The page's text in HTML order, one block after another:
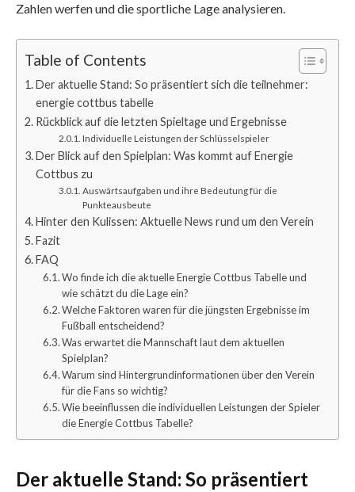
Zahlen werfen und die sportliche Lage analysieren.
Table of Contents
Der aktuelle Stand: So präsentiert sich die teilnehmer:
energie cottbus tabelle
Rückblick auf die letzten Spieltage und Ergebnisse
Individuelle Leistungen der Schlüsselspieler
Der Blick auf den Spielplan: Was kommt auf Energie
Cottbus zu
Auswärtsaufgaben und ihre Bedeutung für die
Punkteausbeute
Hinter den Kulissen: Aktuelle News rund um den Verein
Fazit
FAQ
Wo finde ich die aktuelle Energie Cottbus Tabelle und
wie schätzt du die Lage ein?
Welche Faktoren waren für die jüngsten Ergebnisse im
Fußball entscheidend?
Was erwartet die Mannschaft laut dem aktuellen
Spielplan?
Warum sind Hintergrundinformationen über den Verein
für die Fans so wichtig?
Wie beeinflussen die individuellen Leistungen der Spieler
die Energie Cottbus Tabelle?
Der aktuelle Stand: So präsentiert